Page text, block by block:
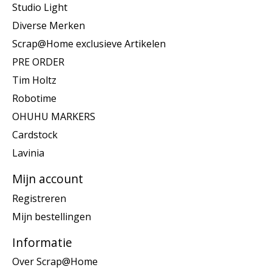
Studio Light
Diverse Merken
Scrap@Home exclusieve Artikelen
PRE ORDER
Tim Holtz
Robotime
OHUHU MARKERS
Cardstock
Lavinia
Mijn account
Registreren
Mijn bestellingen
Informatie
Over Scrap@Home